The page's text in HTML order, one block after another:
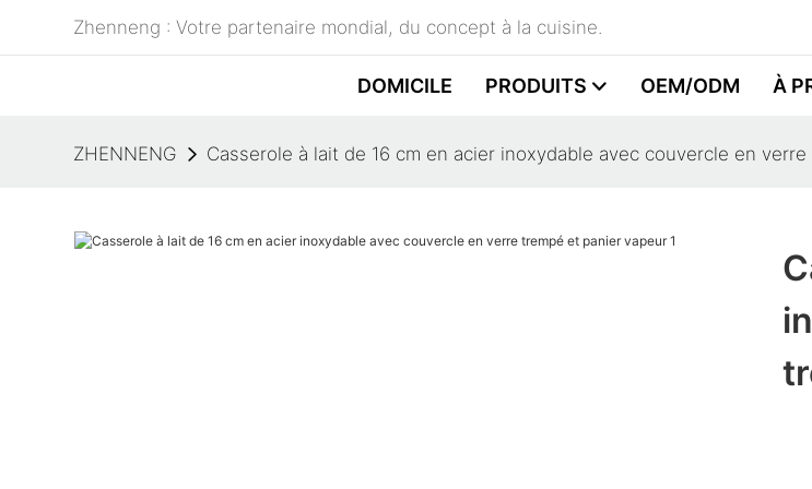
Zhenneng : Votre partenaire mondial, du concept à la cuisine.
DOMICILE PRODUITS OEM/ODM À
ZHENNENG Casserole à lait de 16 cm en acier inoxydable avec couvercle en